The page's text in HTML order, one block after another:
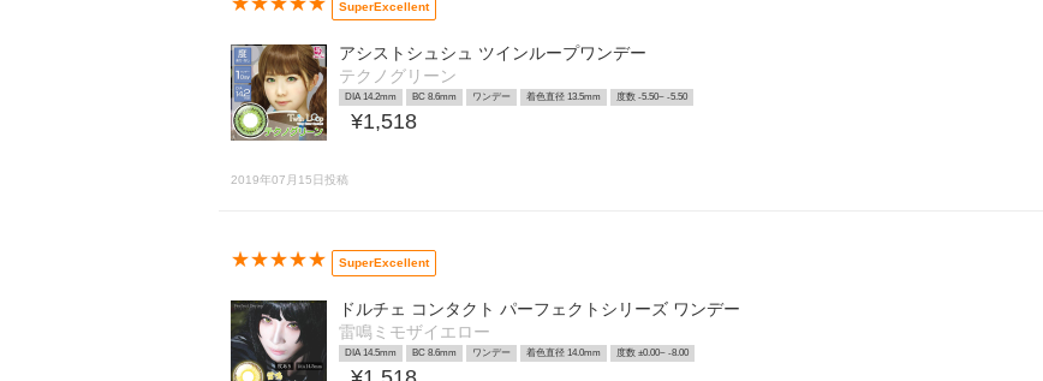
SuperExcellent
アシストシュシュ ツインループワンデー
テクノグリーン
DIA 14.2mm BC 8.6mm ワンデー 着色直径 13.5mm 度数 -5.50~ -5.50
¥1,518
2019年07月15日投稿
★★★★★ SuperExcellent
ドルチェ コンタクト パーフェクトシリーズ ワンデー
雷鳴ミモザイエロー
DIA 14.5mm BC 8.6mm ワンデー 着色直径 14.0mm 度数 ±0.00~ -8.00